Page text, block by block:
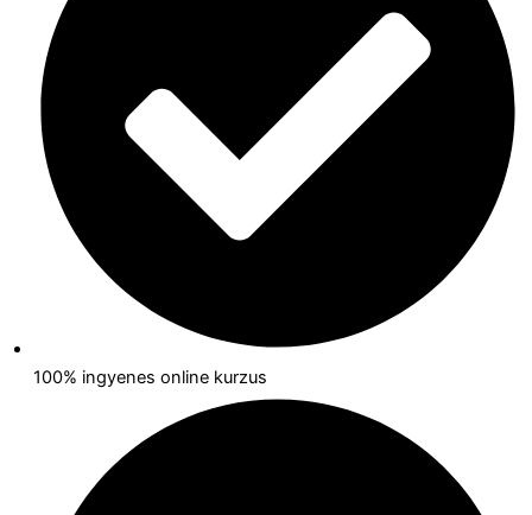
100% ingyenes online kurzus